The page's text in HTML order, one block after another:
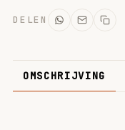
DELEN
OMSCHRIJVING